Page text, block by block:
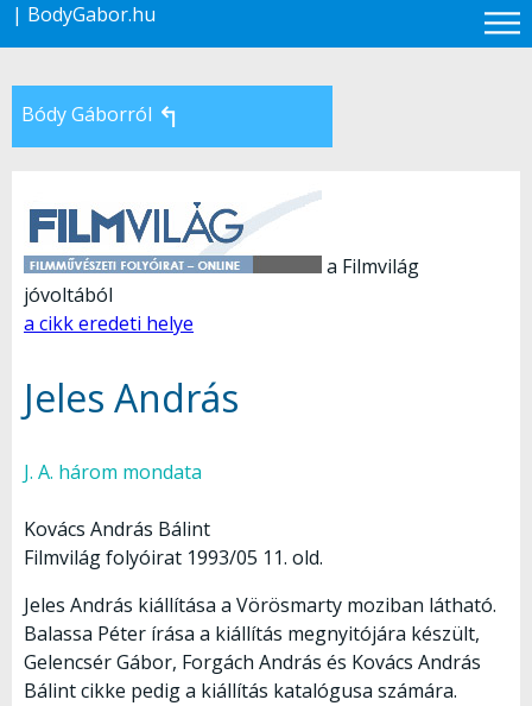
| BodyGabor.hu
Bódy Gáborról ↰
a Filmvilág
jóvoltából
a cikk eredeti helye
Jeles András
J. A. három mondata
Kovács András Bálint
Filmvilág folyóirat 1993/05 11. old.
Jeles András kiállítása a Vörösmarty moziban látható.
Balassa Péter írása a kiállítás megnyitójára készült,
Gelencsér Gábor, Forgách András és Kovács András
Bálint cikke pedig a kiállítás katalógusa számára.